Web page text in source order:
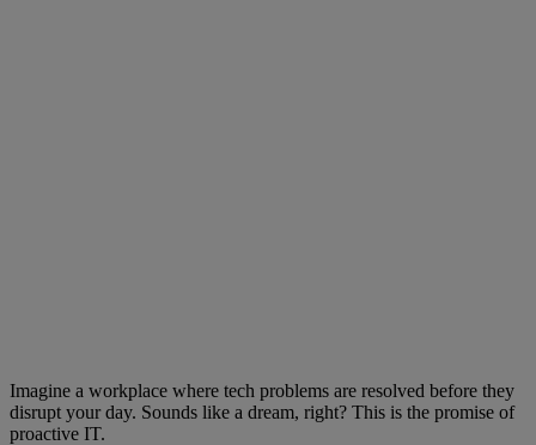
Imagine a workplace where tech problems are resolved before they
disrupt your day. Sounds like a dream, right? This is the promise of
proactive IT.